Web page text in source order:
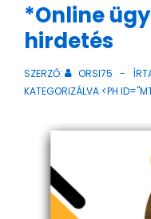
*Online
hirdetés
SZERZŐ: ORSI75
KATEGORIZÁLVA <PH